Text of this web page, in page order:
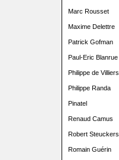
Marc Rousset
Maxime Delettre
Patrick Gofman
Paul-Eric Blanrue
Philippe de Villiers
Philippe Randa
Pinatel
Renaud Camus
Robert Steuckers
Romain Guérin